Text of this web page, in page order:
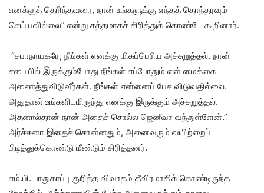
எனக்குத் தெரிந்தவரை, நான் உங்களுக்கு எந்தத் தொந்தரவும்
செய்யவில்லை” என்று சத்தமாகச் சிரித்துக் கொண்டே கூறினார்.
“சபாநாயகரே, நீங்கள் எனக்கு மிகப்பெரிய அச்சுறுத்தல். நான்
சபையில் இருக்கும்போது நீங்கள் எப்போதும் என் மைக்கை
அணைத்துவிடுவீர்கள். நீங்கள் என்னைப் பேச விடுவதில்லை.
அதுதான் உங்களிடமிருந்து எனக்கு இருக்கும் அச்சுறுத்தல்.
அதனால்தான் நான் அதைச் சொல்ல ஜெனீவா வந்துள்ளேன்.”
அர்ச்சுனா இதைச் சொன்னதும், அனைவரும் வயிற்றைப்
பிடித்துக்கொண்டு மீண்டும் சிரித்தனர்.
எம்.பி. பாதுகாப்பு குறித்த விவாதம் தீவிரமாகிக் கொண்டிருந்த